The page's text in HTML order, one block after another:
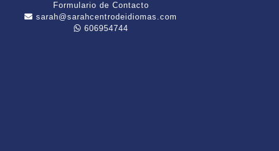
Formulario de Contacto
sarah@sarahcentrodeidiomas.com
606954744